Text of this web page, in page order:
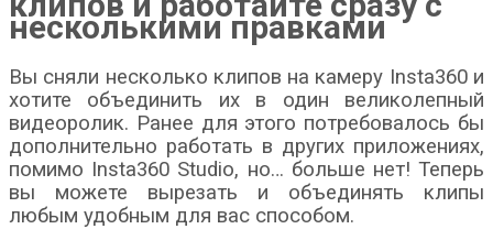
несколькими правками
Вы сняли несколько клипов на камеру Insta360 и
хотите объединить их в один великолепный
видеоролик. Ранее для этого потребовалось бы
дополнительно работать в других приложениях,
помимо Insta360 Studio, но… больше нет! Теперь
вы можете вырезать и объединять клипы
любым удобным для вас способом.